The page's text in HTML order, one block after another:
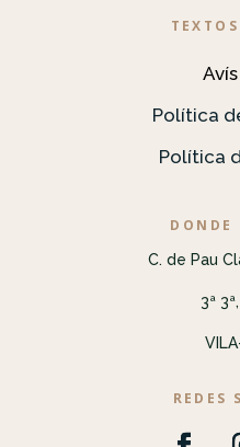
Política
Política
DONDE
C. de Pau
3ª
REDES